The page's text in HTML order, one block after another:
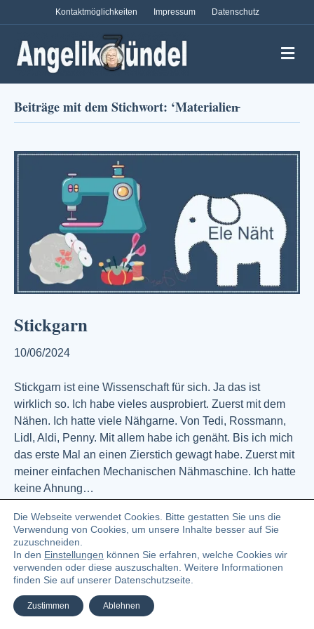
Kontaktmöglichkeiten Impressum Datenschutz
Beiträge mit dem Stichwort: ‘Materialien̵
Stickgarn
10/06/2024
Stickgarn ist eine Wissenschaft für sich. Ja das ist
wirklich so. Ich habe vieles ausprobiert. Zuerst mit dem
Nähen. Ich hatte viele Nähgarne. Von Tedi, Rossmann,
Lidl, Aldi, Penny. Mit allem habe ich genäht. Bis ich mich
das erste Mal an einen Zierstich gewagt habe. Zuerst mit
meiner einfachen Mechanischen Nähmaschine. Ich hatte
keine Ahnung…
Weiterlesen
© 2023 Angelika Zündel Bloggerin und Buchautorin
Die Webseite verwendet Cookies. Bitte gestatten Sie uns die
Verwendung von Cookies, um unsere Inhalte besser auf Sie
zuzuschneiden.
In den Einstellungen können Sie erfahren, welche Cookies wir
verwenden oder diese auszuschalten. Weitere Informationen
finden Sie auf unserer Datenschutzseite.
Zustimmen Ablehnen